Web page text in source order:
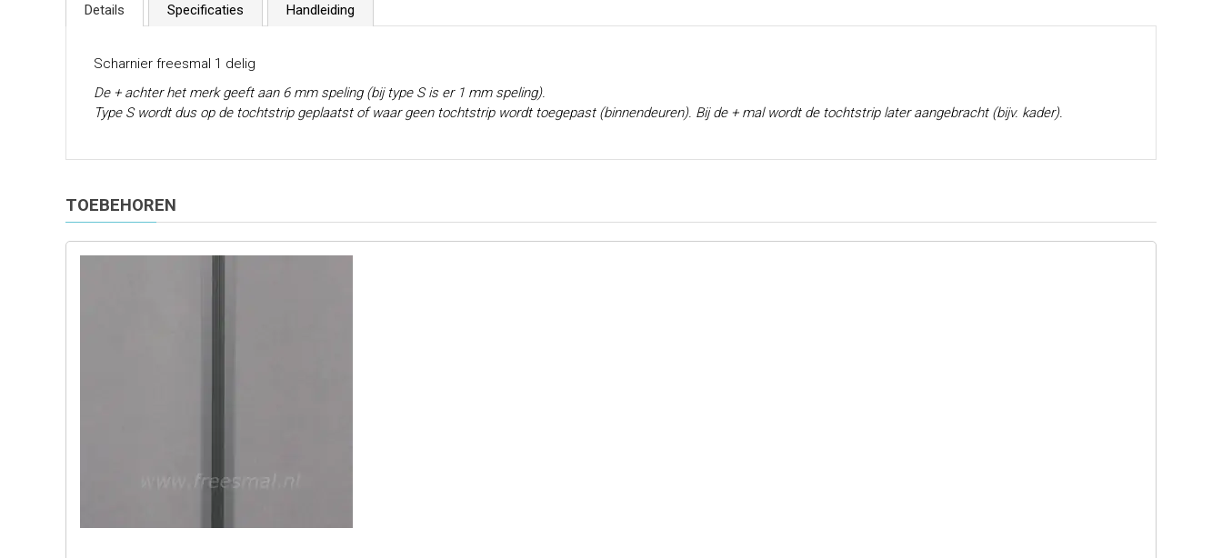
Details Specificaties Handleiding
Scharnier freesmal 1 delig
De + achter het merk geeft aan 6 mm speling (bij type S is er 1 mm speling).
Type S wordt dus op de tochtstrip geplaatst of waar geen tochtstrip wordt toegepast (binnendeuren). Bij de + mal wordt de tochtstrip later aangebracht (bijv. kader).
TOEBEHOREN